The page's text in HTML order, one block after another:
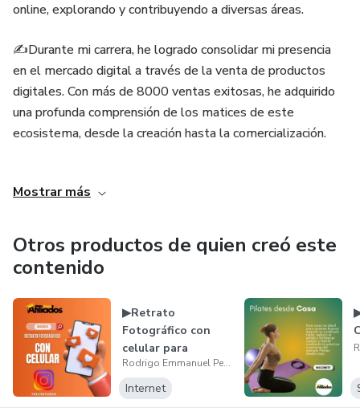
online, explorando y contribuyendo a diversas áreas.
✍️Durante mi carrera, he logrado consolidar mi presencia
en el mercado digital a través de la venta de productos
digitales. Con más de 8000 ventas exitosas, he adquirido
una profunda comprensión de los matices de este
ecosistema, desde la creación hasta la comercialización.
productos digitales; también me dedico a guiar a otras
en el entorno online. Como Comunity Manager, tengo la
habilidad de construir y fortalecer comunidades en línea,
fomentando conexiones significativas.
🤝Mi misión principal es ayudar a emprendedores y
empresas a crecer por internet. Actúo como "Closer de
Ventas", utilizando mis habilidades para cerrar tratos de
manera efectiva y brindar resultados tangibles.
Mostrar más
Otros productos de quien creó este
contenido
▶Retrato
Fotográfico con
celular para
Instagram
Rodrigo Emmanuel Peralta
Internet